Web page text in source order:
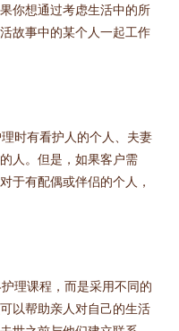
你想通过考虑生活中的所
故事中的某个人一起工作
时有看护人的个人、夫妻
人。但是，如果客户需
于有配偶或伴侣的个人，
理课程，而是采用不同的
以帮助亲人对自己的生活